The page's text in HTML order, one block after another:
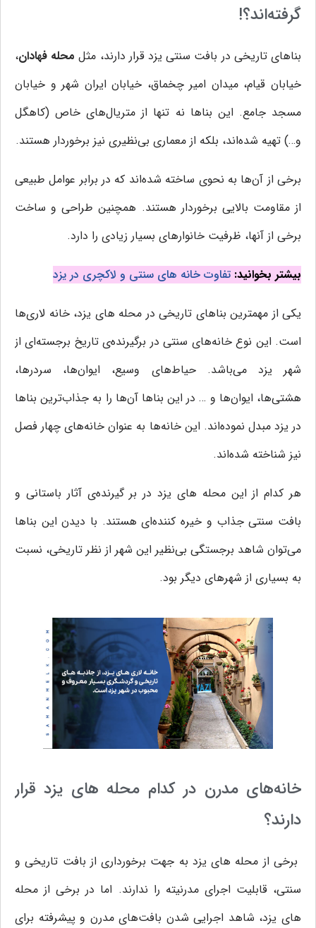
گرفته‌اند؟!
بناهای تاریخی در بافت سنتی یزد قرار دارند، مثل محله فهادان،
خیابان قیام، میدان امیر چخماق، خیابان ایران شهر و خیابان
مسجد جامع. این بناها نه تنها از متریال‌های خاص (کاهگل
و…) تهیه شده‌اند، بلکه از معماری بی‌نظیری نیز برخوردار هستند.
برخی از آن‌ها به نحوی ساخته شده‌اند که در برابر عوامل طبیعی
از مقاومت بالایی برخوردار هستند. همچنین طراحی و ساخت
برخی از آنها، ظرفیت خانوارهای بسیار زیادی را دارد.
بیشتر بخوانید: تفاوت خانه های سنتی و لاکچری در یزد
یکی از مهمترین بناهای تاریخی در محله های یزد، خانه لاری‌ها
است. این نوع خانه‌‌های سنتی در برگیرنده‌ی تاریخ برجسته‌ای از
شهر یزد می‌باشد. حیاط‌های وسیع، ایوان‌ها، سردرها،
هشتی‌ها، ایوان‌ها و … در این بناها آن‌ها را به جذاب‌ترین بناها
در یزد مبدل نموده‌اند. این خانه‌ها به عنوان خانه‌های چهار فصل
نیز شناخته شده‌اند.
هر کدام از این محله های یزد در بر گیرنده‌ی آثار باستانی و
بافت سنتی جذاب و خیره کننده‌ای هستند. با دیدن این بناها
می‌توان شاهد برجستگی بی‌نظیر این شهر از نظر تاریخی، نسبت
به بسیاری از شهرهای دیگر بود.
خانه‌های مدرن در کدام محله های یزد قرار
دارند؟
برخی از محله های یزد به جهت برخورداری از بافت تاریخی و
سنتی، قابلیت اجرای مدرنیته را ندارند. اما در برخی از محله
های یزد، شاهد اجرایی شدن بافت‌های مدرن و پیشرفته برای